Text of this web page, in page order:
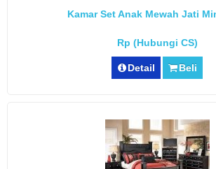
Kamar Set Anak Mewah Jati
Rp (Hubungi CS)
Detail Beli